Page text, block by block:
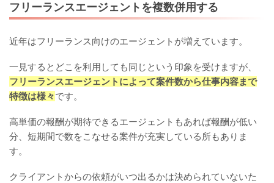
フリーランスエージェントを複数併用する
近年はフリーランス向けのエージェントが増えています。
一見するとどこを利用しても同じという印象を受けますが、
フリーランスエージェントによって案件数から仕事内容まで
特徴は様々です。
高単価の報酬が期待できるエージェントもあれば報酬が低い
分、短期間で数をこなせる案件が充実している所もありま
す。
クライアントからの依頼がいつ出るかは決められていないた